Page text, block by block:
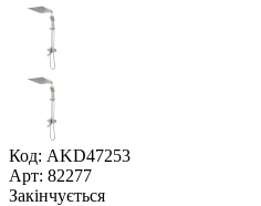
Код: AKD47253
Арт: 82277
Закінчується